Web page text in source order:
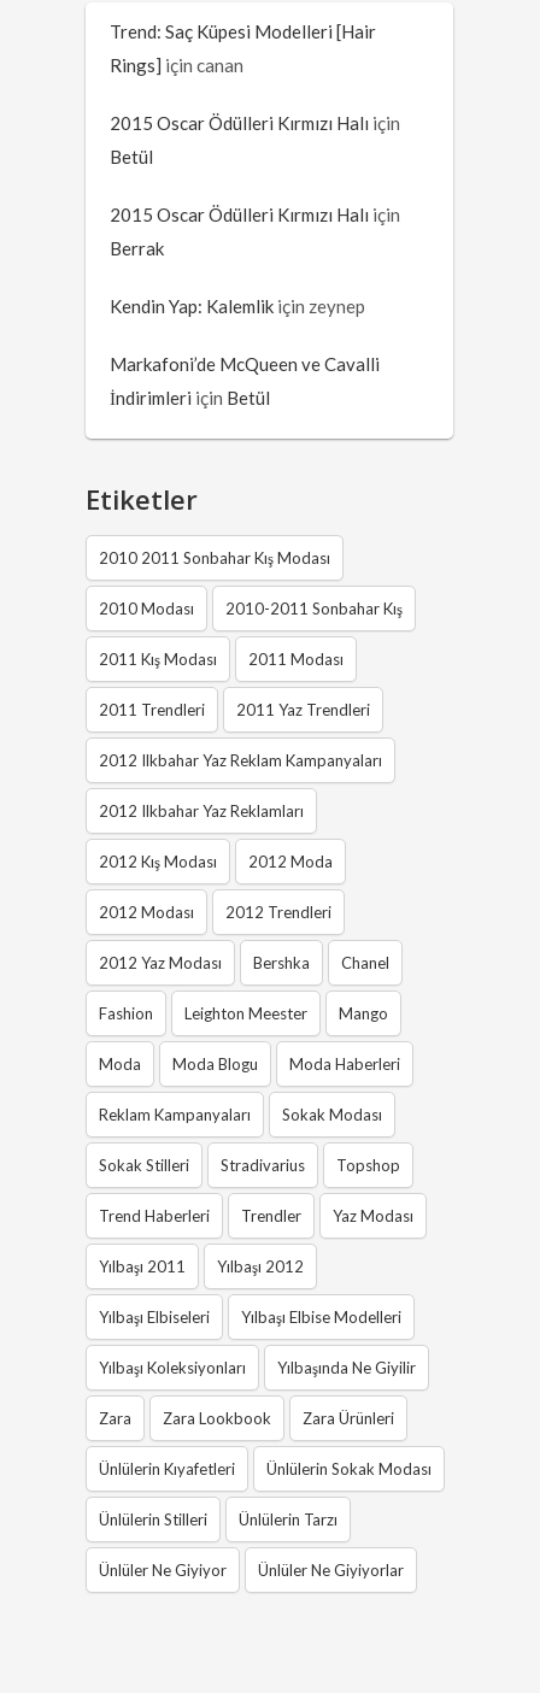
Trend: Saç Küpesi Modelleri [Hair
Rings] içincanan
2015 Oscar Ödülleri Kırmızı Halı için
Betül
2015 Oscar Ödülleri Kırmızı Halı için
Berrak
Kendin Yap: Kalemlik için zeynep
Markafoni’de McQueen ve Cavalli
İndirimleri için Betül
Etiketler
2010 2011 Sonbahar Kış Modası
2010 Modası 2010-2011 Sonbahar Kış
2011 Kış Modası 2011 Modası
2011 Trendleri 2011 Yaz Trendleri
2012 Ilkbahar Yaz Reklam Kampanyaları
2012 Ilkbahar Yaz Reklamları
2012 Kış Modası 2012 Moda
2012 Modası 2012 Trendleri
2012 Yaz Modası Bershka Chanel
Fashion Leighton Meester Mango
Moda Moda Blogu Moda Haberleri
Reklam Kampanyaları Sokak Modası
Sokak Stilleri Stradivarius Topshop
Trend Haberleri Trendler Yaz Modası
Yılbaşı 2011 Yılbaşı 2012
Yılbaşı Elbiseleri Yılbaşı Elbise Modelleri
Yılbaşı Koleksiyonları Yılbaşında Ne Giyilir
Zara Zara Lookbook Zara Ürünleri
Ünlülerin Kıyafetleri Ünlülerin Sokak Modası
Ünlülerin Stilleri Ünlülerin Tarzı
Ünlüler Ne Giyiyor Ünlüler Ne Giyiyorlar